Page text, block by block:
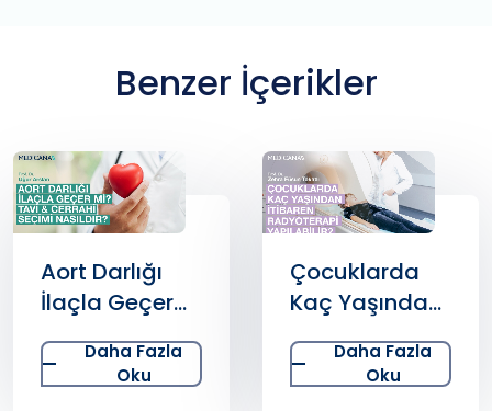
Benzer İçerikler
Aort Darlığı
İlaçla Geçer
mi? TAVI &
Cerrahi Seçimi
Nasıldır?
Daha Fazla
Oku
Çocuklarda
Kaç Yaşından
İtibaren
Radyoterapi
Yapılabilir?
Daha Fazla
Oku